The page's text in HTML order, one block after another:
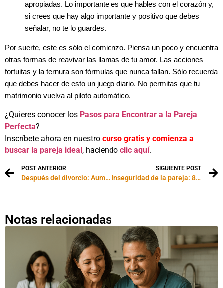
apropiadas. Lo importante es que hables con el corazón y,
si crees que hay algo importante y positivo que debes
señalar, no te lo guardes.
Por suerte, este es sólo el comienzo. Piensa un poco y encuentra
otras formas de reavivar las llamas de tu amor. Las acciones
fortuitas y la ternura son fórmulas que nunca fallan. Sólo recuerda
que debes hacer de esto un juego diario. No permitas que tu
matrimonio vuelva al piloto automático.
¿Quieres conocer los Pasos para Encontrar a la Pareja
Perfecta?
Inscríbete ahora en nuestro curso gratis y comienza a
buscar la pareja ideal , haciendo clic aquí.
POST ANTERIOR
Después del divorcio: Aumento o disminución de cuota alimentaria
SIGUIENTE POST
Inseguridad de la pareja: 8 cosas que las hacen sentir inseguras
Notas relacionadas